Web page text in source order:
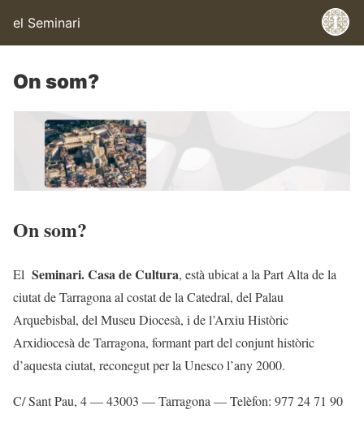
el Seminari
On som?
On som?
El Seminari. Casa de Cultura, està ubicat a la Part Alta de la
ciutat de Tarragona al costat de la Catedral, del Palau
Arquebisbal, del Museu Diocesà, i de l’Arxiu Històric
Arxidiocesà de Tarragona, formant part del conjunt històric
d’aquesta ciutat, reconegut per la Unesco l’any 2000.
C/ Sant Pau, 4 — 43003 — Tarragona — Telèfon: 977 24 71 90